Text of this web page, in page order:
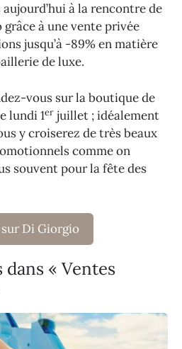
à la rencontre de
à une vente privée
jusqu’à -89% en matière
de luxe.
vous sur la boutique de
lundi 1er juillet ; idéalement
y croiserez de très beaux
comme on
souvent pour la fête des
Di Giorgio
« Ventes